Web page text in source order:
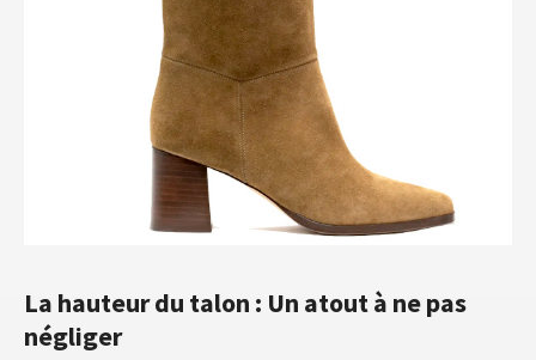
La hauteur du talon : Un atout à ne pas
négliger